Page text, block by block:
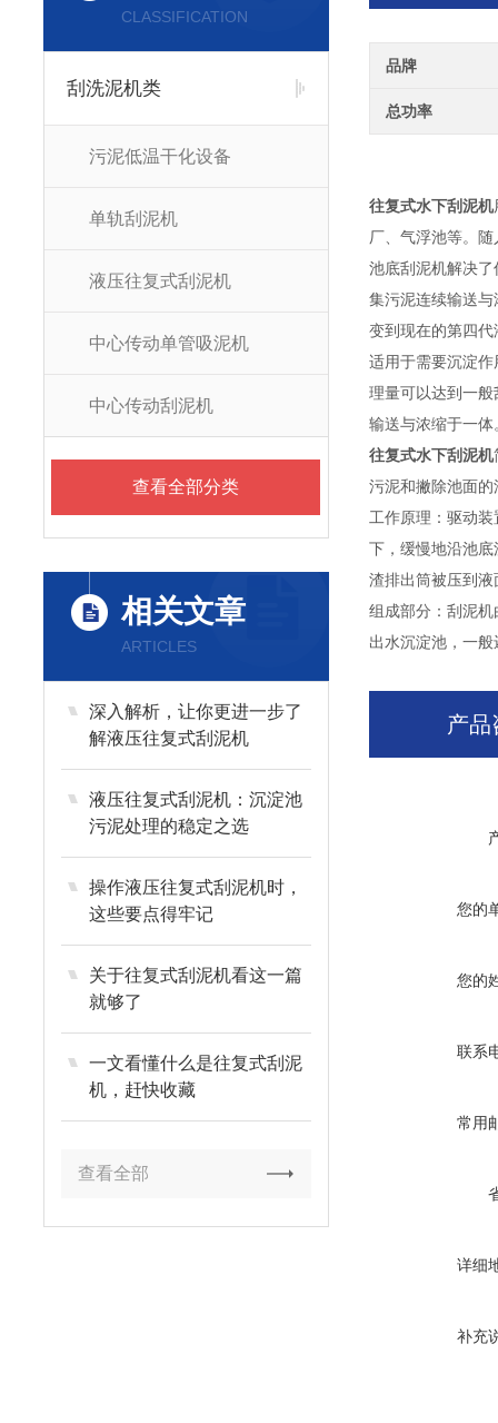
CLASSIFICATION
刮洗泥机类
污泥低温干化设备
单轨刮泥机
液压往复式刮泥机
中心传动单管吸泥机
中心传动刮泥机
查看全部分类
相关文章
ARTICLES
深入解析，让你更进一步了
解液压往复式刮泥机
液压往复式刮泥机：沉淀池
污泥处理的稳定之选
操作液压往复式刮泥机时，
这些要点得牢记
关于往复式刮泥机看这一篇
就够了
一文看懂什么是往复式刮泥
机，赶快收藏
查看全部
品牌
总功率
往复式水下刮泥机
厂、气浮池等。
池底刮泥机解决
集污泥连续输送
变到现在的第四
适用于需要沉淀
理量可以达到一
输送与浓缩于一体
往复式水下刮泥机
污泥和撇除池面的
工作原理：驱动
下，缓慢地沿池
渣排出筒被压到
组成部分：刮泥
出水沉淀池，一
产品
您的
您的
联系
常用
详细
补充